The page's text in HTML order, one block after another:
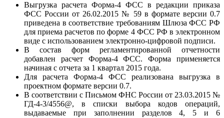
Выгрузка расчета Форма-4 ФСС в редакции приказа
ФСС России от 26.02.2015 № 59 в формате версии 0.7
приведена в соответствие требованиям Шлюза ФСС РФ
для приема расчетов по форме 4 ФСС РФ в электронном
виде с использованием электронно-цифровой подписи.
В состав форм регламентированной отчетности
добавлен расчет Форма-4 ФСС. Форма применяется
начиная с отчета за 1 квартал 2015 года.
Для расчета Форма-4 ФСС реализована выгрузка в
проектном формате версии 0.7.
В соответствии с Письмом ФНС России от 23.03.2015 №
ГД-4-3/4556@, в списки выбора кодов операций,
выдаваемые при заполнении разделов 4, 5 и 6